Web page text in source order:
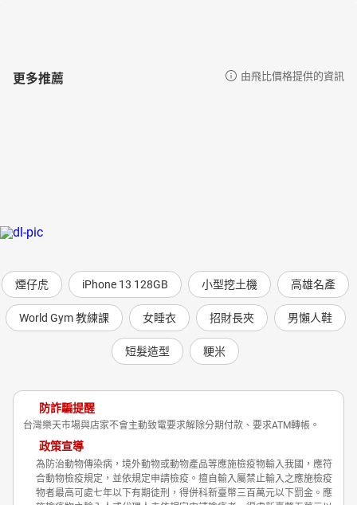
更多推薦 由飛比價格提供的資訊
煙仔虎 iPhone 13 128GB 小型挖土機 高雄名產
World Gym 教練課 女睡衣 招財長夾 男懶人鞋
短髮造型 粳米
防詐騙提醒
台灣樂天市場與店家不會主動致電要求解除分期付款、要求ATM轉帳。
政策宣導
為防治動物傳染病，境外動物或動物產品等應施檢疫物輸入我國，應符
合動物檢疫規定，並依規定申請檢疫。擅自輸入屬禁止輸入之應施檢疫
物者最高可處七年以下有期徒刑，得併科新臺幣三百萬元以下罰金。應